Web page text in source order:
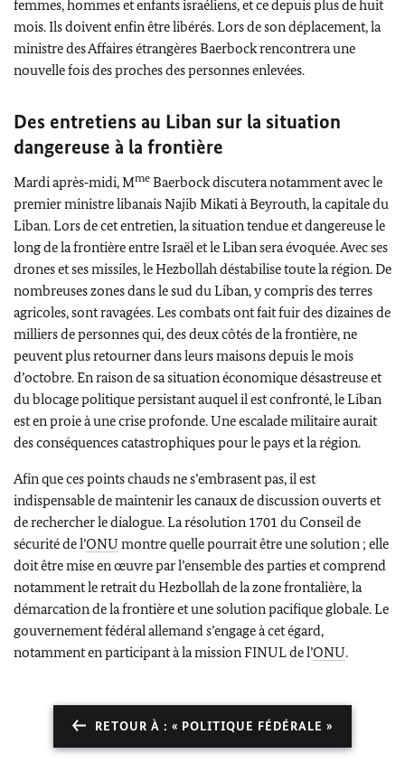
femmes, hommes et enfants israéliens, et ce depuis plus de huit
mois. Ils doivent enfin être libérés. Lors de son déplacement, la
ministre des Affaires étrangères Baerbock rencontrera une
nouvelle fois des proches des personnes enlevées.
Des entretiens au Liban sur la situation
dangereuse à la frontière
Mardi après‑midi, MmeBaerbockdiscutera notamment avec le
premier ministre libanaisNajib Mikatià Beyrouth, la capitale du
Liban. Lors de cet entretien, la situation tendue et dangereuse le
long de la frontière entre Israël et le Liban sera évoquée. Avec ses
drones et ses missiles, leHezbollahdéstabilise toute la région. De
nombreuses zones dans le sud du Liban, y compris des terres
agricoles, sont ravagées. Les combats ont fait fuir des dizaines de
milliers de personnes qui, des deux côtés de la frontière, ne
peuvent plus retourner dans leurs maisons depuis le mois
d’octobre. En raison de sa situation économique désastreuse et
du blocage politique persistant auquel il est confronté, le Liban
est en proie à une crise profonde. Une escalade militaire aurait
des conséquences catastrophiques pour le pays et la région.
Afin que ces points chauds ne s’embrasent pas, il est
indispensable de maintenir les canaux de discussion ouverts et
de rechercher le dialogue. La résolution 1701 du Conseil de
sécurité de l’ONU montre quelle pourrait être une solution ; elle
doit être mise en œuvre par l’ensemble des parties et comprend
notamment le retrait duHezbollahde la zone frontalière, la
démarcation de la frontière et une solution pacifique globale. Le
gouvernement fédéral allemand s’engage à cet égard,
notamment en participant à la mission FINUL de l’ONU.
RETOUR À : « POLITIQUE FÉDÉRALE »